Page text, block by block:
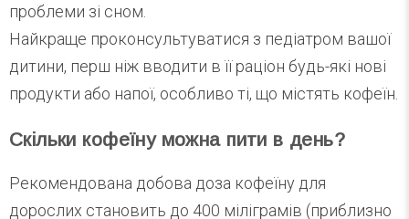
проблеми зі сном.
Найкраще проконсультуватися з педіатром вашої
дитини, перш ніж вводити в її раціон будь-які нові
продукти або напої, особливо ті, що містять кофеїн.
Скільки кофеїну можна пити в день?
Рекомендована добова доза кофеїну для
дорослих становить до 400 міліграмів (приблизно